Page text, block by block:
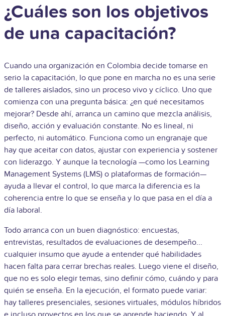
¿Cuáles son los objetivos
de una capacitación?
Cuando una organización en Colombia decide tomarse en
serio la capacitación, lo que pone en marcha no es una serie
de talleres aislados, sino un proceso vivo y cíclico. Uno que
comienza con una pregunta básica: ¿en qué necesitamos
mejorar? Desde ahí, arranca un camino que mezcla análisis,
diseño, acción y evaluación constante. No es lineal, ni
perfecto, ni automático. Funciona como un engranaje que
hay que aceitar con datos, ajustar con experiencia y sostener
con liderazgo. Y aunque la tecnología —como los Learning
Management Systems (LMS) o plataformas de formación—
ayuda a llevar el control, lo que marca la diferencia es la
coherencia entre lo que se enseña y lo que pasa en el día a
día laboral.
Todo arranca con un buen diagnóstico: encuestas,
entrevistas, resultados de evaluaciones de desempeño...
cualquier insumo que ayude a entender qué habilidades
hacen falta para cerrar brechas reales. Luego viene el diseño,
que no es solo elegir temas, sino definir cómo, cuándo y para
quién se enseña. En la ejecución, el formato puede variar:
hay talleres presenciales, sesiones virtuales, módulos híbridos